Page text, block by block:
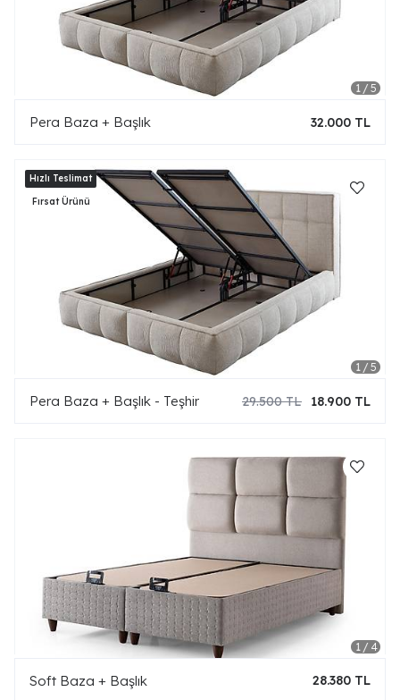
Pera Baza + Başlık 32.000 TL
Pera Baza + Başlık - Teşhir 18.900 TL
29.500 TL
Soft Baza + Başlık 28.380 TL